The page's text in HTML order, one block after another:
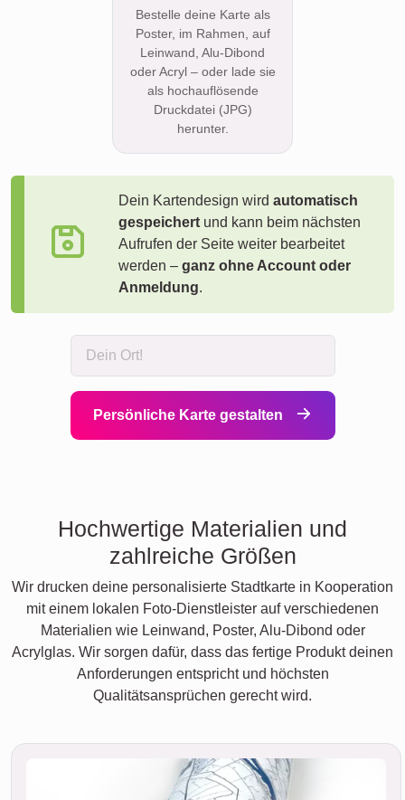
Bestelle deine Karte als
Poster, im Rahmen, auf
Leinwand, Alu-Dibond
oder Acryl – oder lade sie
als hochauflösende
Druckdatei (JPG)
herunter.
Dein Kartendesign wird automatisch
gespeichert und kann beim nächsten
Aufrufen der Seite weiter bearbeitet
werden – ganz ohne Account oder
Anmeldung.
Persönliche Karte gestalten
Hochwertige Materialien und
zahlreiche Größen
Wir drucken deine personalisierte Stadtkarte in Kooperation
mit einem lokalen Foto-Dienstleister auf verschiedenen
Materialien wie Leinwand, Poster, Alu-Dibond oder
Acrylglas. Wir sorgen dafür, dass das fertige Produkt deinen
Anforderungen entspricht und höchsten
Qualitätsansprüchen gerecht wird.